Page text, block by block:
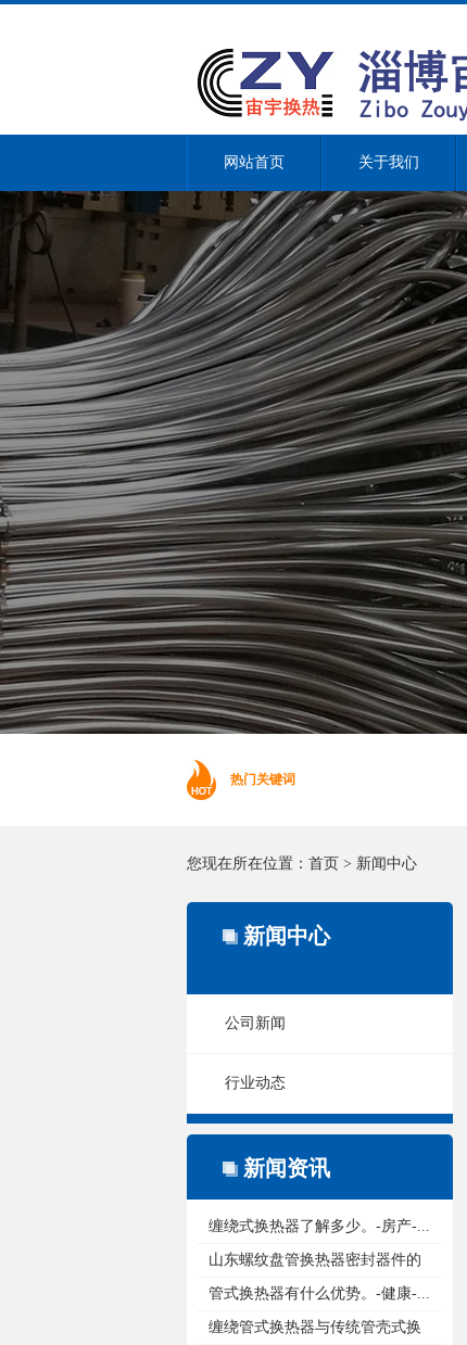
网站首页 关于我们
热门关键词
您现在所在位置： 首页 > 新闻中心
新闻中心
公司新闻
行业动态
新闻资讯
缠绕式换热器了解多少。-房产-...
山东螺纹盘管换热器密封器件的
重...
管式换热器有什么优势。-健康-...
缠绕管式换热器与传统管壳式换